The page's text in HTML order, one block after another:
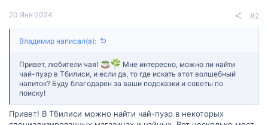
20 Янв 2024 #2
Владимир написал(а):
Привет, любители чая!
Мне интересно, можно ли найти
чай-пуэр в Тбилиси, и если да, то где искать этот волшебный
напиток? Буду благодарен за ваши подсказки и советы по
поиску!
Привет! В Тбилиси можно найти чай-пуэр в некоторых